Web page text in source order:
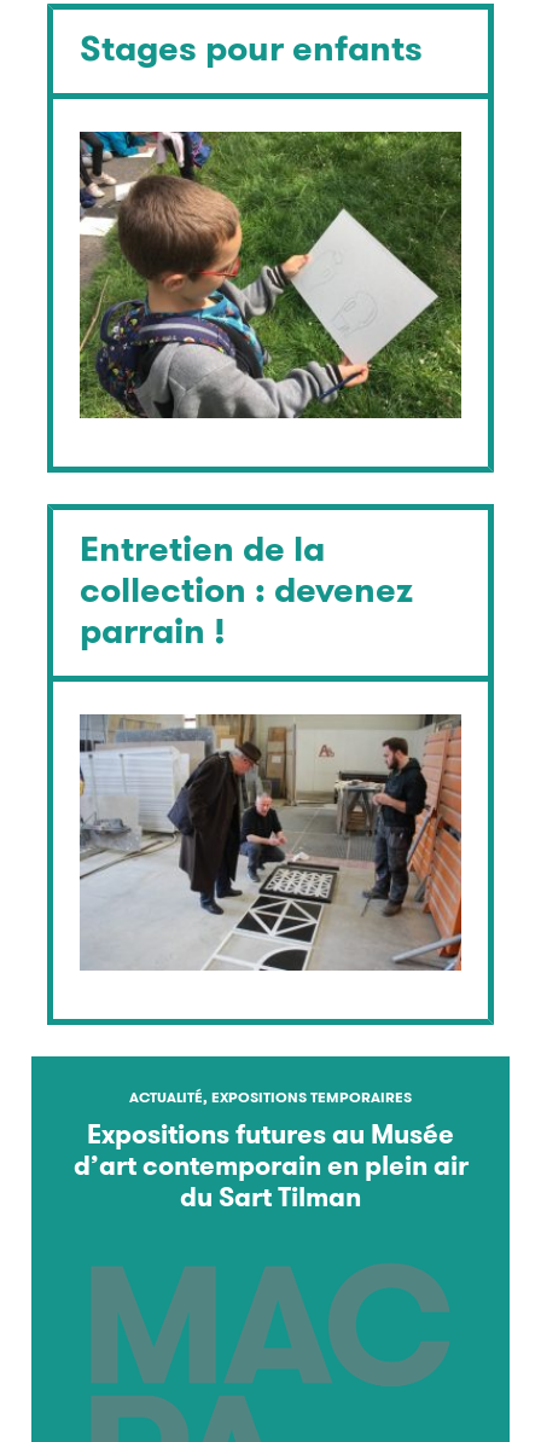
Stages pour enfants
Entretien de la
collection : devenez
parrain !
ACTUALITÉ, EXPOSITIONS TEMPORAIRES
Expositions futures au Musée
d’art contemporain en plein air
du Sart Tilman